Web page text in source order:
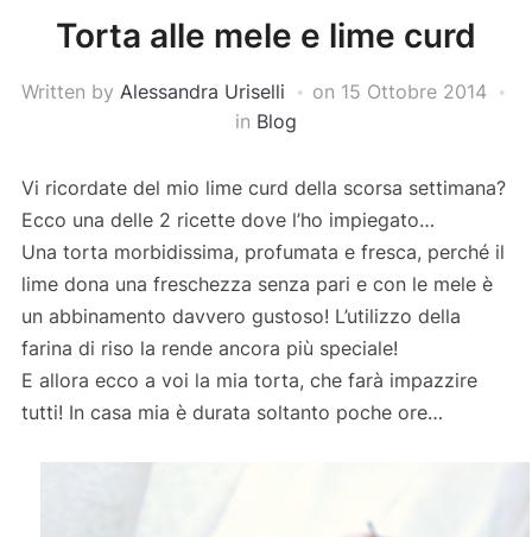
Torta alle mele e lime curd
Written by Alessandra Uriselli on 15 Ottobre 2014
in Blog
Vi ricordate del mio lime curd della scorsa settimana?
Ecco una delle 2 ricette dove l’ho impiegato…
Una torta morbidissima, profumata e fresca, perché il
lime dona una freschezza senza pari e con le mele è
un abbinamento davvero gustoso! L’utilizzo della
farina di riso la rende ancora più speciale!
E allora ecco a voi la mia torta, che farà impazzire
tutti! In casa mia è durata soltanto poche ore…